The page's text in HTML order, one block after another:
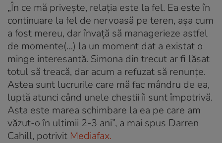
„În ce mă privește, relația este la fel. Ea este în
continuare la fel de nervoasă pe teren, așa cum
a fost mereu, dar învață să managerieze astfel
de momente(…) la un moment dat a existat o
minge interesantă. Simona din trecut ar fi lăsat
totul să treacă, dar acum a refuzat să renunțe.
Astea sunt lucrurile care mă fac mândru de ea,
luptă atunci când unele chestii îi sunt împotrivă.
Asta este marea schimbare la ea pe care am
văzut-o în ultimii 2-3 ani”, a mai spus Darren
Cahill, potrivit Mediafax.